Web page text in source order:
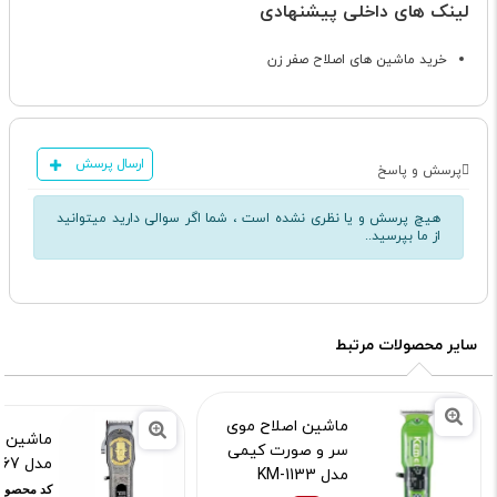
لینک های داخلی پیشنهادی
خرید ماشین های اصلاح صفر زن
پرسش و پاسخ ارسال پرسش
هیچ پرسش و یا نظری نشده است ، شما اگر سوالی دارید میتوانید
از ما بپرسید..
سایر محصولات مرتبط
ماشین اصلاح موی
سر و صورت کیمی
مدل KM-1133
ماشین
مدل SK-867
کد محصول